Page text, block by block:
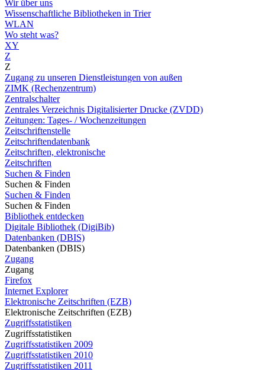
Wir über uns
Wissenschaftliche Bibliotheken in Trier
WLAN
Wo steht was?
XY
Z
Z
Zugang zu unseren Dienstleistungen von außen
ZIMK (Rechenzentrum)
Zentralschalter
Zentrales Verzeichnis Digitalisierter Drucke (ZVDD)
Zeitungen: Tages- / Wochenzeitungen
Zeitschriftenstelle
Zeitschriftendatenbank
Zeitschriften, elektronische
Zeitschriften
Suchen & Finden
Suchen & Finden
Suchen & Finden
Suchen & Finden
Bibliothek entdecken
Digitale Bibliothek (DigiBib)
Datenbanken (DBIS)
Datenbanken (DBIS)
Zugang
Zugang
Firefox
Internet Explorer
Elektronische Zeitschriften (EZB)
Elektronische Zeitschriften (EZB)
Zugriffsstatistiken
Zugriffsstatistiken
Zugriffsstatistiken 2009
Zugriffsstatistiken 2010
Zugriffsstatistiken 2011